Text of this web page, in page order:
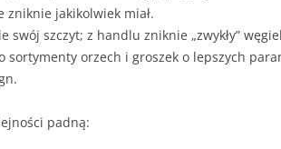
zniknie jakikolwiek miał.
swój szczyt; z handlu zniknie „zwykły”
sortymenty orzech i groszek o lepszych
padną: